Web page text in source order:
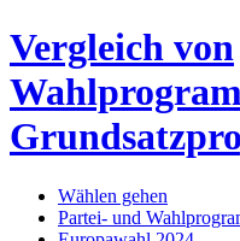
Vergleich von
Wählen gehen
Partei- und